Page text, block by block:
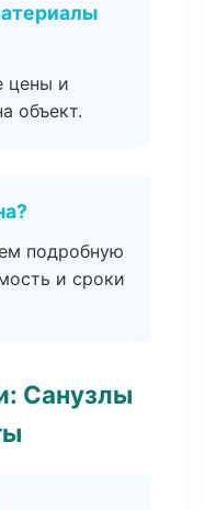
цены и
объект.
подробную
и сроки
Санузлы